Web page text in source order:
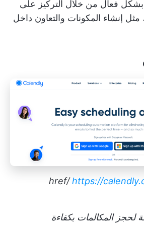
فعال من خلال التركيز على
إنشاء المكونات والتعاون داخل
https://
لحجز المكالمات بكفاءة